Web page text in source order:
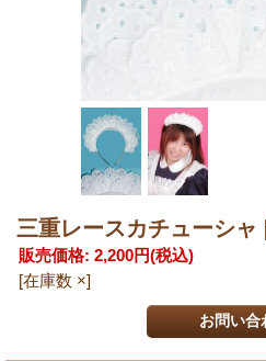
三重レースカチューシャ
販売価格: 2,200円(税込)
[在庫数 ×]